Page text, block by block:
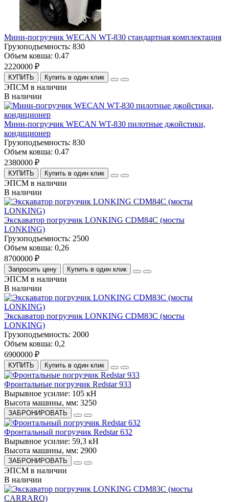
Мини-погрузчик WECAN WT-830 стандартная комплектация
Грузоподъемность: 830
Объем ковша: 0.47
2220000 ₽
КУПИТЬ Купить в один клик
ЭПСМ в наличии
В наличии
Мини-погрузчик WECAN WT-830 пилотные джойстики,
кондиционер
Грузоподъемность: 830
Объем ковша: 0.47
2380000 ₽
КУПИТЬ Купить в один клик
ЭПСМ в наличии
В наличии
Экскаватор погрузчик LONKING CDM84С (мосты
LONKING)
Грузоподъемность: 2500
Объем ковша: 0,26
8700000 ₽
Запросить цену Купить в один клик
ЭПСМ в наличии
В наличии
Экскаватор погрузчик LONKING CDM83С (мосты
LONKING)
Грузоподъемность: 2000
Объем ковша: 0,2
6900000 ₽
КУПИТЬ Купить в один клик
Фронтальные погрузчик Redstar 933
Вырывное усилие: 105 кН
Высота машины, мм: 3250
ЗАБРОНИРОВАТЬ
Фронтальный погрузчик Redstar 632
Вырывное усилие: 59,3 кН
Высота машины, мм: 2900
ЗАБРОНИРОВАТЬ
ЭПСМ в наличии
В наличии